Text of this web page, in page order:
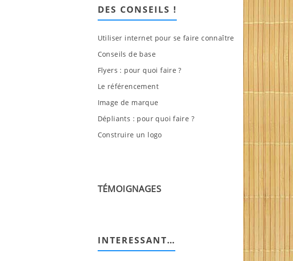
DES CONSEILS !
Utiliser internet pour se faire connaître
Conseils de base
Flyers : pour quoi faire ?
Le référencement
Image de marque
Dépliants : pour quoi faire ?
Construire un logo
TÉMOIGNAGES
INTERESSANT…